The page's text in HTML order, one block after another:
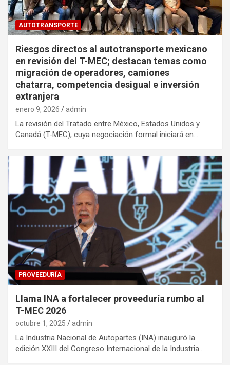
AUTOTRANSPORTE
Riesgos directos al autotransporte mexicano
en revisión del T-MEC; destacan temas como
migración de operadores, camiones
chatarra, competencia desigual e inversión
extranjera
enero 9, 2026 admin
La revisión del Tratado entre México, Estados Unidos y
Canadá (T-MEC), cuya negociación formal iniciará en…
PROVEEDURÍA
Llama INA a fortalecer proveeduría rumbo al
T-MEC 2026
octubre 1, 2025 admin
La Industria Nacional de Autopartes (INA) inauguró la
edición XXIII del Congreso Internacional de la Industria…